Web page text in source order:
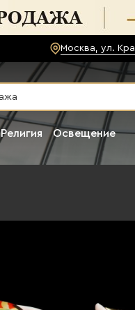
Москва, ул.
Религия Освещение